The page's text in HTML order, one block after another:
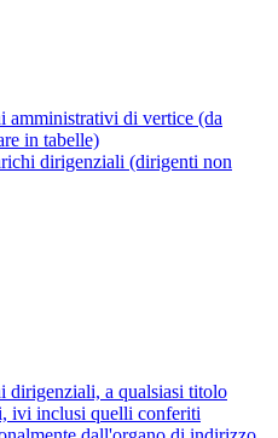
amministrativi di vertice (da
in tabelle)
dirigenziali (dirigenti non
dirigenziali, a qualsiasi titolo
ivi inclusi quelli conferiti